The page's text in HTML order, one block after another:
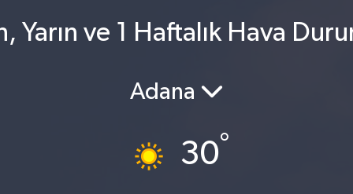
Yarın ve 1 Haftalık Hava
Adana
30°